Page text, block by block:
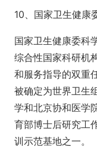
10、国家卫生健康
国家卫生健康委科
综合性国家科研机
和服务指导的双重
被确定为世界卫生
学和北京协和医学
育部博士后研究工
训示范基地之一。